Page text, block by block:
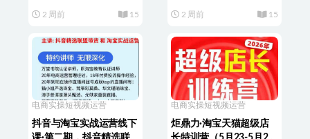
内容拉新・全站高投产爆
2 周前 15 2 周前 15
电商实操短视频运营
抖音与淘宝实战运营线下
电商实操短视频运营
炬鼎力·淘宝天猫超级店